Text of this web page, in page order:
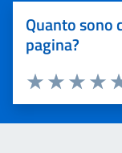
Quanto sono
pagina?
Valuta 3
Valuta 2
Valuta 1 stelle